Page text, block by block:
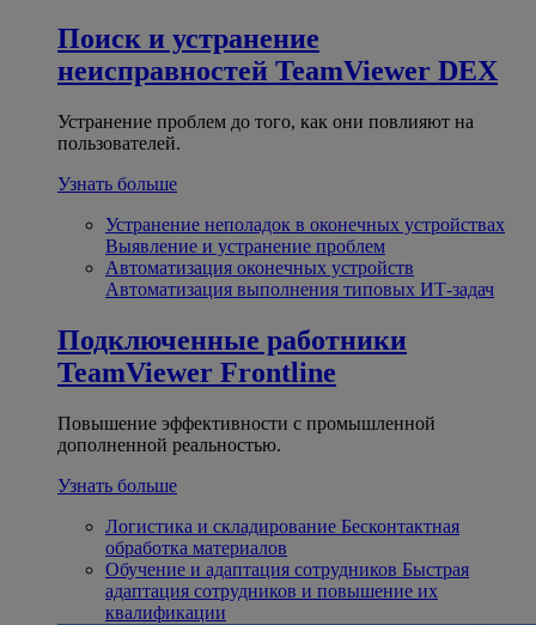
Поиск и устранение
неисправностей TeamViewer DEX
Устранение проблем до того, как они повлияют на
пользователей.
Узнать больше
Устранение неполадок в оконечных устройствах
Выявление и устранение проблем
Автоматизация оконечных устройств
Автоматизация выполнения типовых ИТ-задач
Подключенные работники
TeamViewer Frontline
Повышение эффективности с промышленной
дополненной реальностью.
Узнать больше
Логистика и складирование Бесконтактная
обработка материалов
Обучение и адаптация сотрудников Быстрая
адаптация сотрудников и повышение их
квалификации